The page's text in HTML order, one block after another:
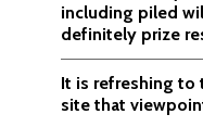
including piled
definitely prize
It is refreshing to
site that